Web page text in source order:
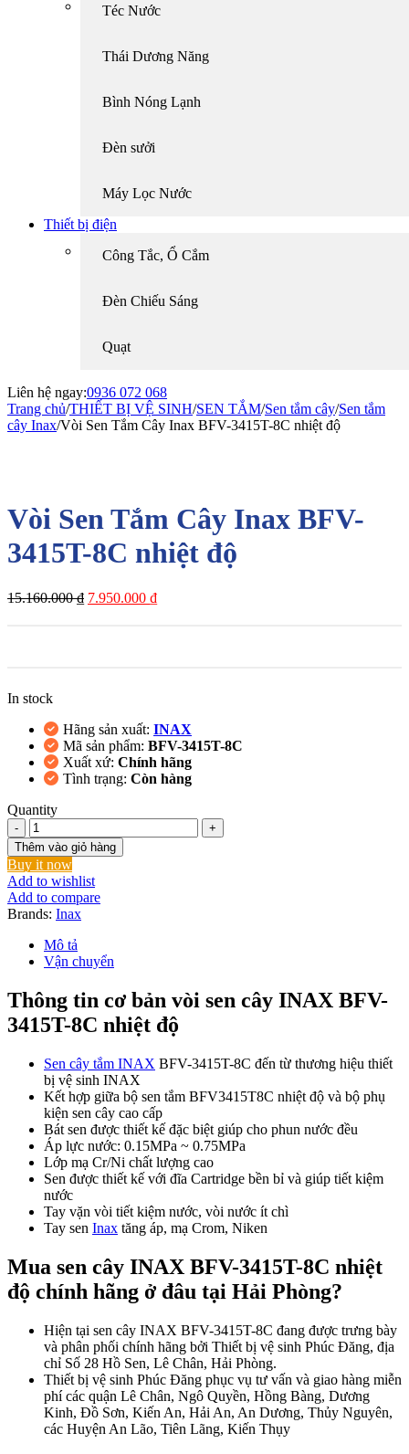
Téc Nước
Thái Dương Năng
Bình Nóng Lạnh
Đèn sưởi
Máy Lọc Nước
Thiết bị điện
Công Tắc, Ổ Cắm
Đèn Chiếu Sáng
Quạt
Liên hệ ngay:0936 072 068
Trang chủ/THIẾT BỊ VỆ SINH/SEN TẮM/Sen tắm cây/Sen tắm
cây Inax/Vòi Sen Tắm Cây Inax BFV-3415T-8C nhiệt độ
Vòi Sen Tắm Cây Inax BFV-
3415T-8C nhiệt độ
15.160.000₫ Giá
7.950.000 ₫Giá
In stock
Hãng sản xuất: INAX
Mã sản phẩm: BFV-3415T-8C
Xuất xứ: Chính hãng
Tình trạng: Còn hàng
Quantity
Vòi
Sen
Tắm
Cây
Inax
BFV-
3415T-
8C
nhiệt
số
lượng
Thêm vào giỏ hàng
Buy it now
Add to wishlist
Add to compare
Brands: Inax
Mô tả
Vận chuyển
Thông tin cơ bản vòi sen cây INAX BFV-
3415T-8C nhiệt độ
Sen cây tắm INAX BFV-3415T-8C đến từ thương hiệu thiết
bị vệ sinh INAX
Kết hợp giữa bộ sen tắm BFV3415T8C nhiệt độ và bộ phụ
kiện sen cây cao cấp
Bát sen được thiết kế đặc biệt giúp cho phun nước đều
Áp lực nước: 0.15MPa ~ 0.75MPa
Lớp mạ Cr/Ni chất lượng cao
Sen được thiết kế với đĩa Cartridge bền bỉ và giúp tiết kiệm
nước
Tay vặn vòi tiết kiệm nước, vòi nước ít chì
Tay sen Inax tăng áp, mạ Crom, Niken
Mua sen cây INAX BFV-3415T-8C nhiệt
độ chính hãng ở đâu tại Hải Phòng?
Hiện tại sen cây INAX BFV-3415T-8C đang được trưng bày
và phân phối chính hãng bởi Thiết bị vệ sinh Phúc Đăng, địa
chỉ Số 28 Hồ Sen, Lê Chân, Hải Phòng.
Thiết bị vệ sinh Phúc Đăng phục vụ tư vấn và giao hàng miễn
phí các quận Lê Chân, Ngô Quyền, Hồng Bàng, Dương
Kinh, Đồ Sơn, Kiến An, Hải An, An Dương, Thủy Nguyên,
các Huyện An Lão, Tiên Lãng, Kiến Thụy